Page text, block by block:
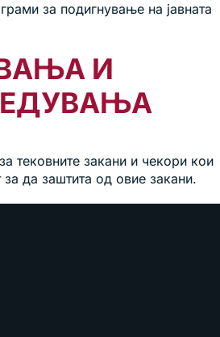
за подигнување на јавната
И
тековните закани и чекори кои
да заштита од овие закани.